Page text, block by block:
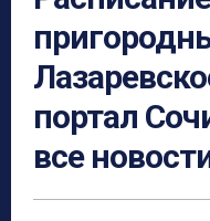
портал
все